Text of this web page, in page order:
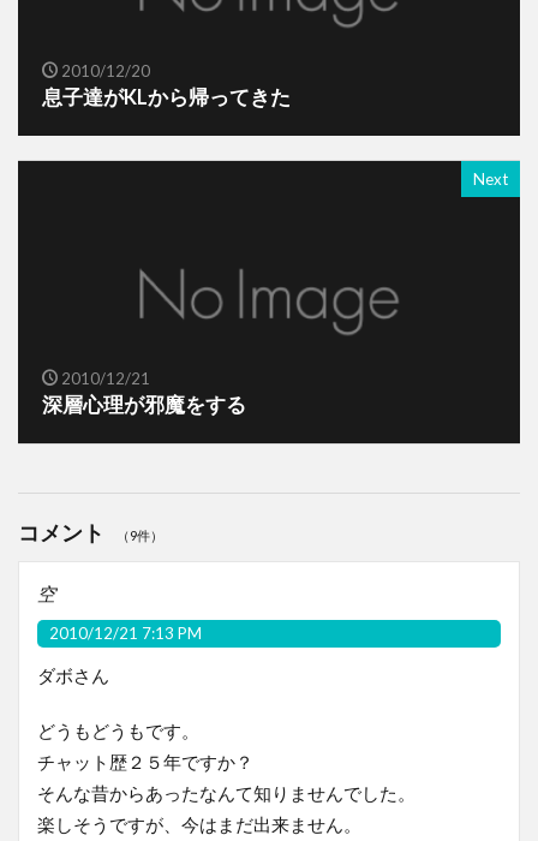
2010/12/20
息子達がKLから帰ってきた
Next
2010/12/21
深層心理が邪魔をする
コメント （9件）
空
2010/12/21 7:13 PM
ダボさん
どうもどうもです。
チャット歴２５年ですか？
そんな昔からあったなんて知りませんでした。
楽しそうですが、今はまだ出来ません。